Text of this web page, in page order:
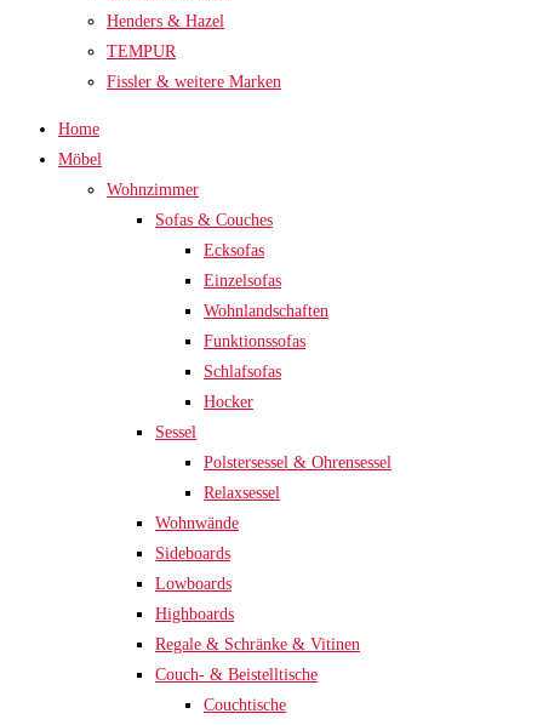
Henders & Hazel
TEMPUR
Fissler & weitere Marken
Home
Möbel
Wohnzimmer
Sofas & Couches
Ecksofas
Einzelsofas
Wohnlandschaften
Funktionssofas
Schlafsofas
Hocker
Sessel
Polstersessel & Ohrensessel
Relaxsessel
Wohnwände
Sideboards
Lowboards
Highboards
Regale & Schränke & Vitinen
Couch- & Beistelltische
Couchtische